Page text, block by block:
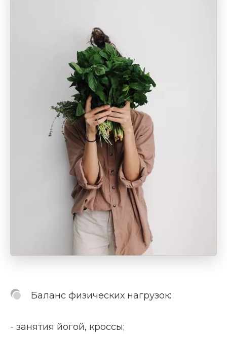
Баланс физических нагрузок:
- занятия йогой, кроссы;